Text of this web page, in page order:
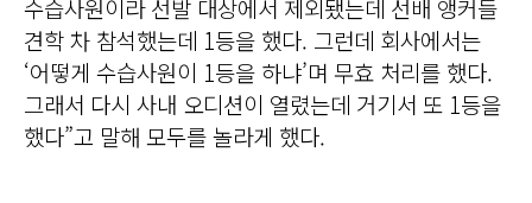
수습사원이라 선발 대상에서 제외됐는데 선배 앵커들
견학 차 참석했는데 1등을 했다. 그런데 회사에서는
‘어떻게 수습사원이 1등을 하냐’며 무효 처리를 했다.
그래서 다시 사내 오디션이 열렸는데 거기서 또 1등을
했다”고 말해 모두를 놀라게 했다.